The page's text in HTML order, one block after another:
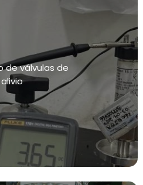
DE
INDUSTRIAIS
DE INSTRUMENTOS
DE INSTRUMENTOS
EM INSTALAÇÕES
DE VAZAMENTOS
de válvulas de
alivio